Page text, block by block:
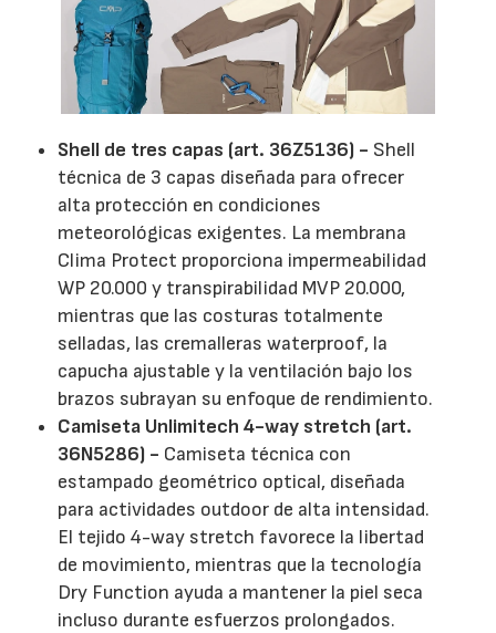
Shell de tres capas (art. 36Z5136) - Shell
técnica de 3 capas diseñada para ofrecer
alta protección en condiciones
meteorológicas exigentes. La membrana
Clima Protect proporciona impermeabilidad
WP 20.000 y transpirabilidad MVP 20.000,
mientras que las costuras totalmente
selladas, las cremalleras waterproof, la
capucha ajustable y la ventilación bajo los
brazos subrayan su enfoque de rendimiento.
Camiseta Unlimitech 4-way stretch (art.
36N5286) - Camiseta técnica con
estampado geométrico optical, diseñada
para actividades outdoor de alta intensidad.
El tejido 4-way stretch favorece la libertad
de movimiento, mientras que la tecnología
Dry Function ayuda a mantener la piel seca
incluso durante esfuerzos prolongados.